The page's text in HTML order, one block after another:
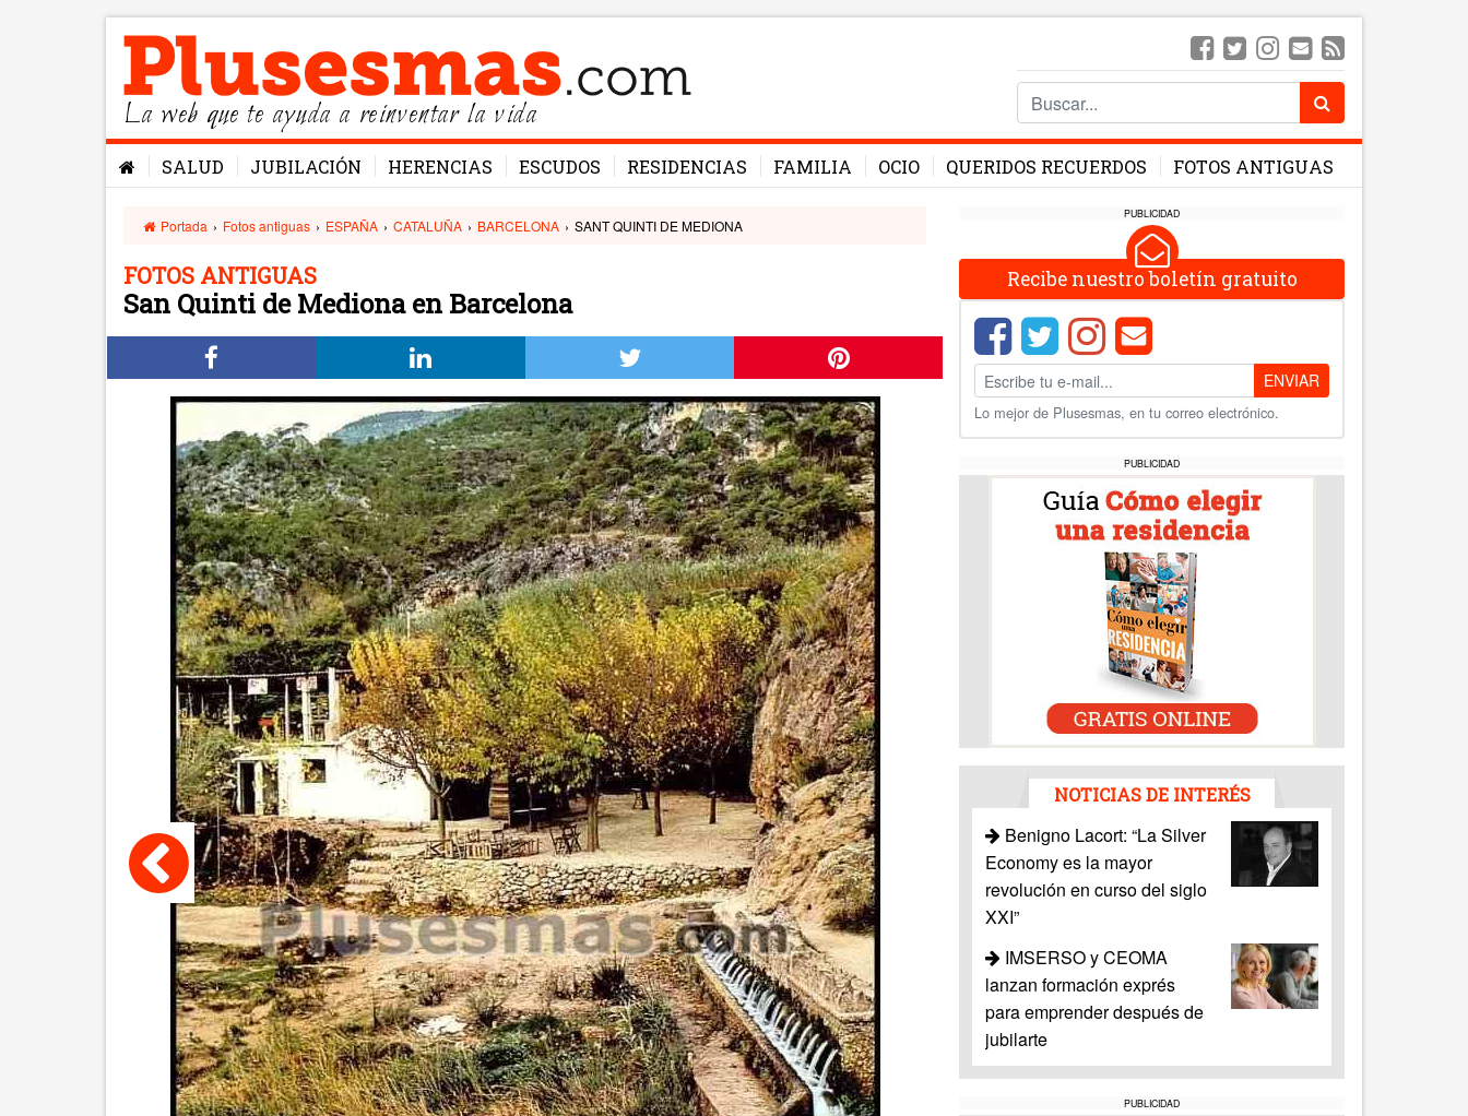
La web que te ayuda a reinventar la vida
SALUD JUBILACIÓN HERENCIAS ESCUDOS RESIDENCIAS FAMILIA OCIO QUERIDOS RECUERDOS FOTOS ANTIGUAS
Portada › Fotos antiguas › ESPAÑA › CATALUÑA › BARCELONA › SANT QUINTI DE MEDIONA
FOTOS ANTIGUAS
San Quinti de Mediona en Barcelona
PUBLICIDAD
Recibe nuestro boletín gratuito
ENVIAR
Lo mejor de Plusesmas, en tu correo electrónico.
PUBLICIDAD
NOTICIAS DE INTERÉS
Benigno Lacort: “La Silver
Economy es la mayor
revolución en curso del siglo
XXI”
IMSERSO y CEOMA
lanzan formación exprés
para emprender después de
jubilarte
PUBLICIDAD